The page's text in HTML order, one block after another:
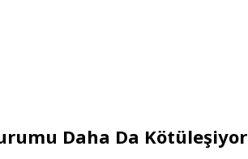
Daha Da Kötüleşiyor